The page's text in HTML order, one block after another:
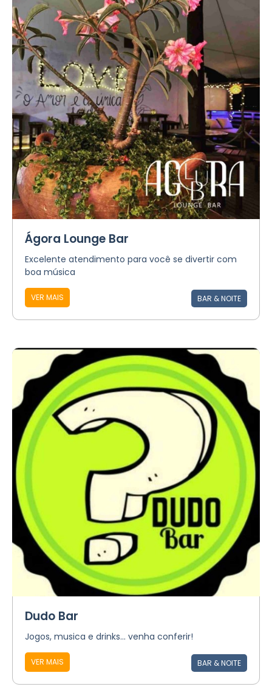
Ágora Lounge Bar
Excelente atendimento para você se divertir com
boa música
VER MAIS BAR & NOITE
Dudo Bar
Jogos, musica e drinks... venha conferir!
VER MAIS BAR & NOITE